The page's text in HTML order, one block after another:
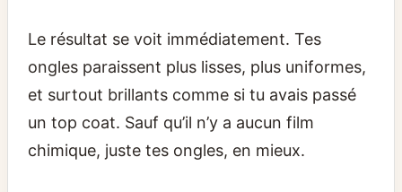
Le résultat se voit immédiatement. Tes
ongles paraissent plus lisses, plus uniformes,
et surtout brillants comme si tu avais passé
un top coat. Sauf qu’il n’y a aucun film
chimique, juste tes ongles, en mieux.